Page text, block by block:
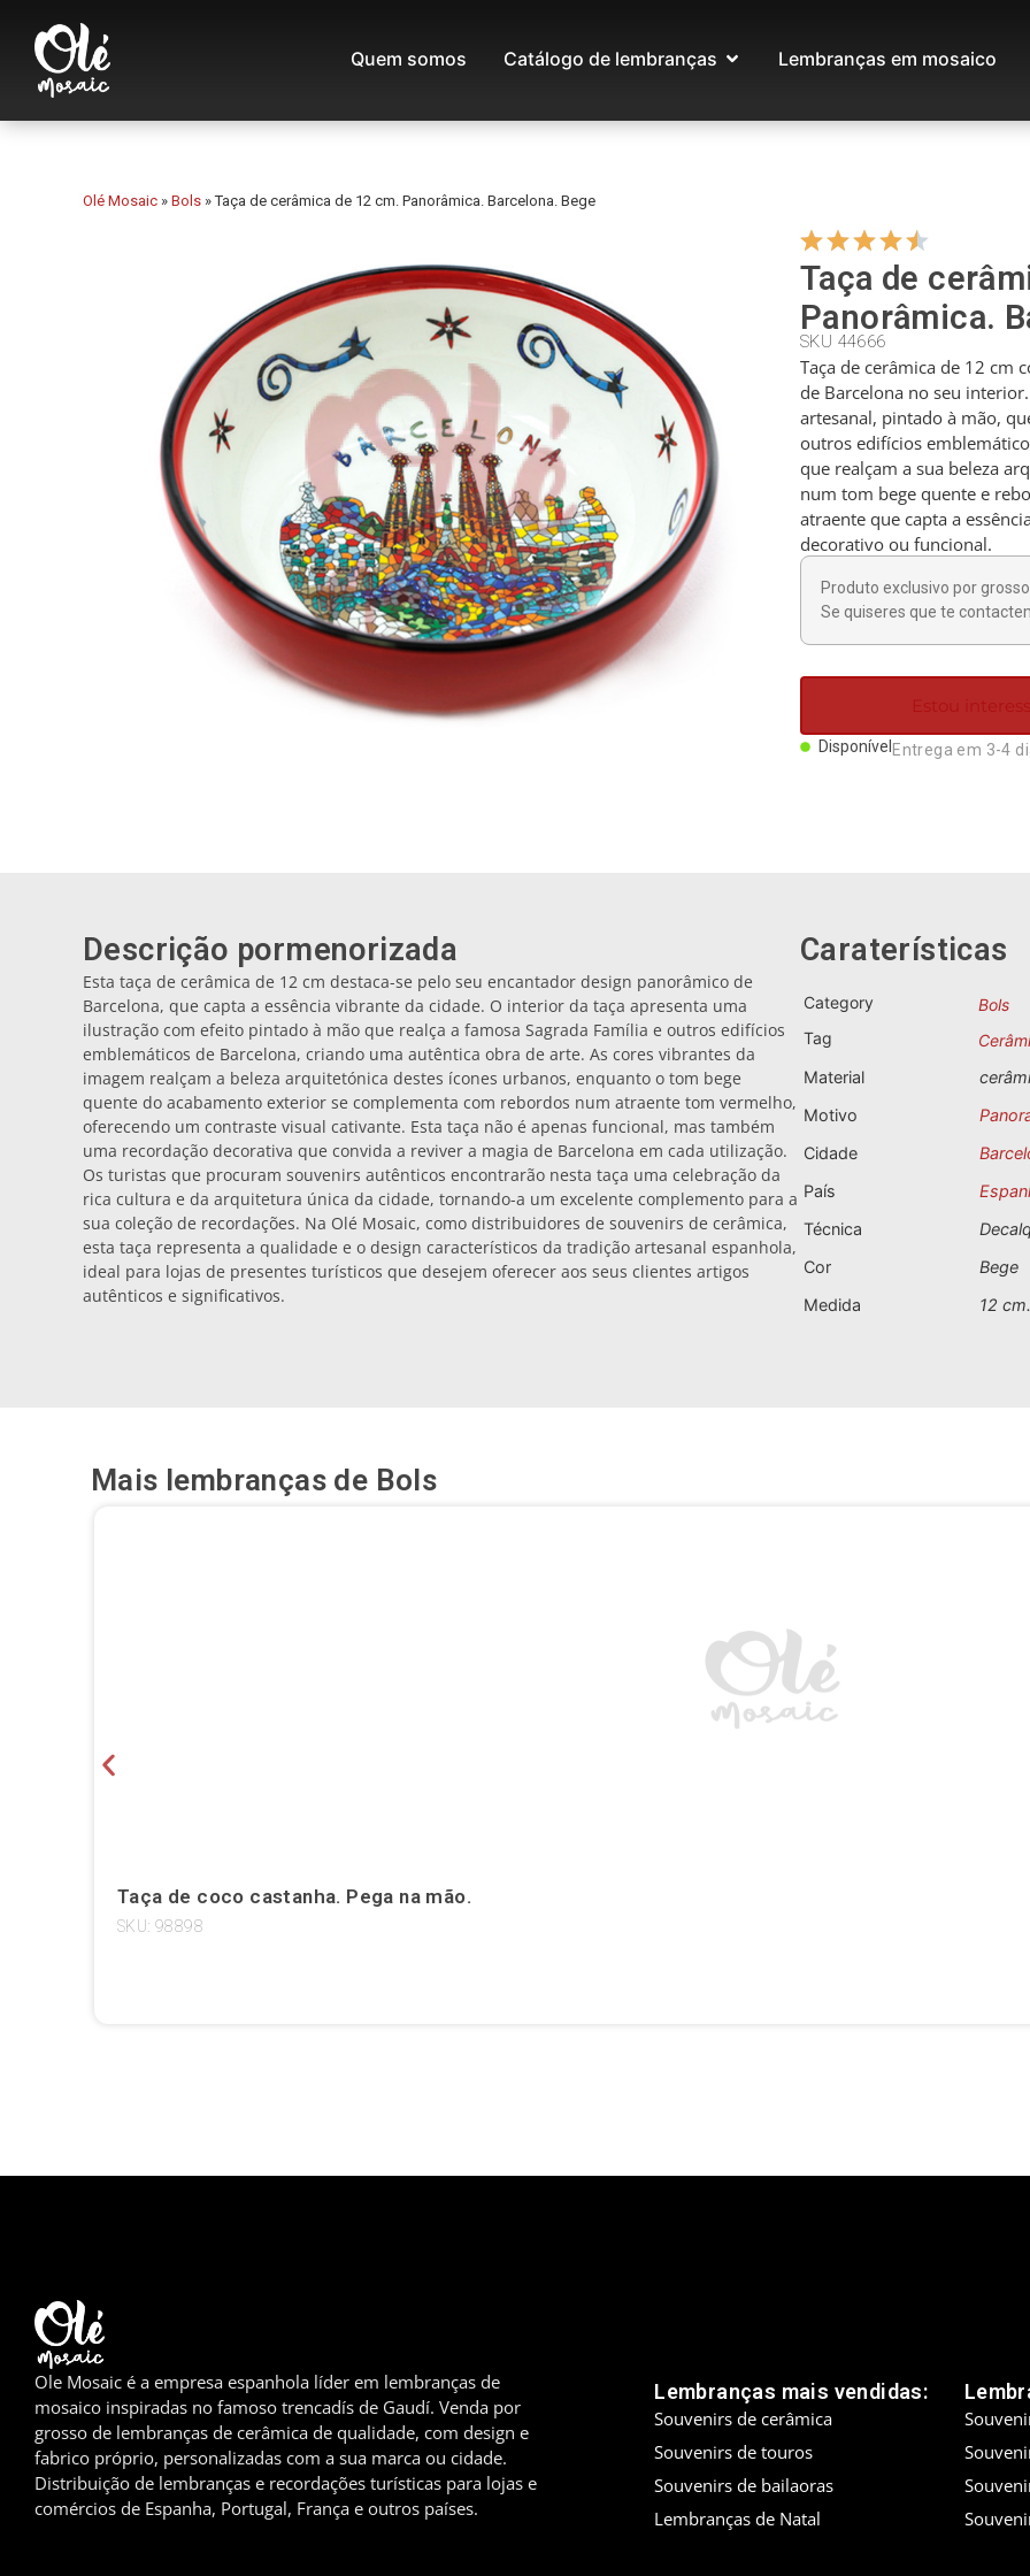
Quem somos Catálogo de lembranças Lembranças em mosaico
Olé Mosaic » Bols »Taça de cerâmica de 12 cm. Panorâmica. Barcelona. Bege
Taça de
Panorâmica.
SKU 44666
Taça de cerâmica de 12 cm
de Barcelona no seu
artesanal, pintado à mão,
outros edifícios
que realçam a sua beleza
num tom bege quente e
atraente que capta a
decorativo ou funcional.
Produto exclusivo por grosso
Se quiseres que te
Estou
Disponível Entrega em 3-4
Descrição pormenorizada
Esta taça de cerâmica de 12 cm destaca-se pelo seu encantador design panorâmico de
Barcelona, que capta a essência vibrante da cidade. O interior da taça apresenta uma
ilustração com efeito pintado à mão que realça a famosa Sagrada Família e outros edifícios
emblemáticos de Barcelona, criando uma autêntica obra de arte. As cores vibrantes da
imagem realçam a beleza arquitetónica destes ícones urbanos, enquanto o tom bege
quente do acabamento exterior se complementa com rebordos num atraente tom vermelho,
oferecendo um contraste visual cativante. Esta taça não é apenas funcional, mas também
uma recordação decorativa que convida a reviver a magia de Barcelona em cada utilização.
Os turistas que procuram souvenirs autênticos encontrarão nesta taça uma celebração da
rica cultura e da arquitetura única da cidade, tornando-a um excelente complemento para a
sua coleção de recordações. Na Olé Mosaic, como distribuidores de souvenirs de cerâmica,
esta taça representa a qualidade e o design característicos da tradição artesanal espanhola,
ideal para lojas de presentes turísticos que desejem oferecer aos seus clientes artigos
autênticos e significativos.
Caraterísticas
Category
Bols
Tag
Material
Motivo
Cidade
País
Técnica
Cor
Bege
Medida
12 cm.
Mais lembranças de Bols
Taça de coco castanha. Pega na mão.
SKU: 98898
Ole Mosaic é a empresa espanhola líder em lembranças de
mosaico inspiradas no famoso trencadís de Gaudí. Venda por
grosso de lembranças de cerâmica de qualidade, com design e
fabrico próprio, personalizadas com a sua marca ou cidade.
Distribuição de lembranças e recordações turísticas para lojas e
comércios de Espanha, Portugal, França e outros países.
Lembranças mais vendidas:
Souvenirs de cerâmica
Souvenirs de touros
Souvenirs de bailaoras
Lembranças de Natal